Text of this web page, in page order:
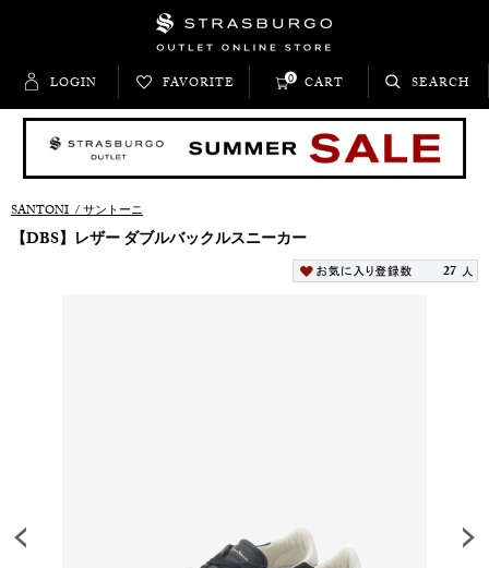
LOGIN FAVORITE CART
0 SEARCH
SANTONI/サントーニ
【DBS】レザー ダブルバックルスニーカー
27